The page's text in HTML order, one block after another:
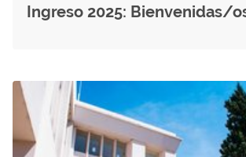
Ingreso 2025: Bienvenidas/